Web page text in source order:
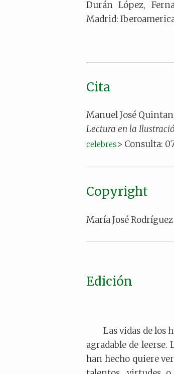
Durán López,
Madrid:
Cita
Manuel José
Lectura en la
celebres> Consulta:
Copyright
María José
Edición
Las vidas de los
agradable de
han hecho quiere